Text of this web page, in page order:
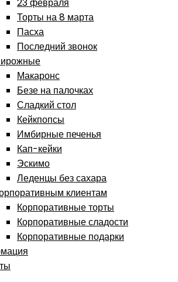
Торты на 8 марта
Пасха
Последний звонок
Макаронс
Безе на палочках
Сладкий стол
Кейкпопсы
Имбирные печенья
Кап-кейки
Эскимо
Леденцы без сахара
клиентам
Корпоративные торты
Корпоративные сладости
Корпоративные подарки